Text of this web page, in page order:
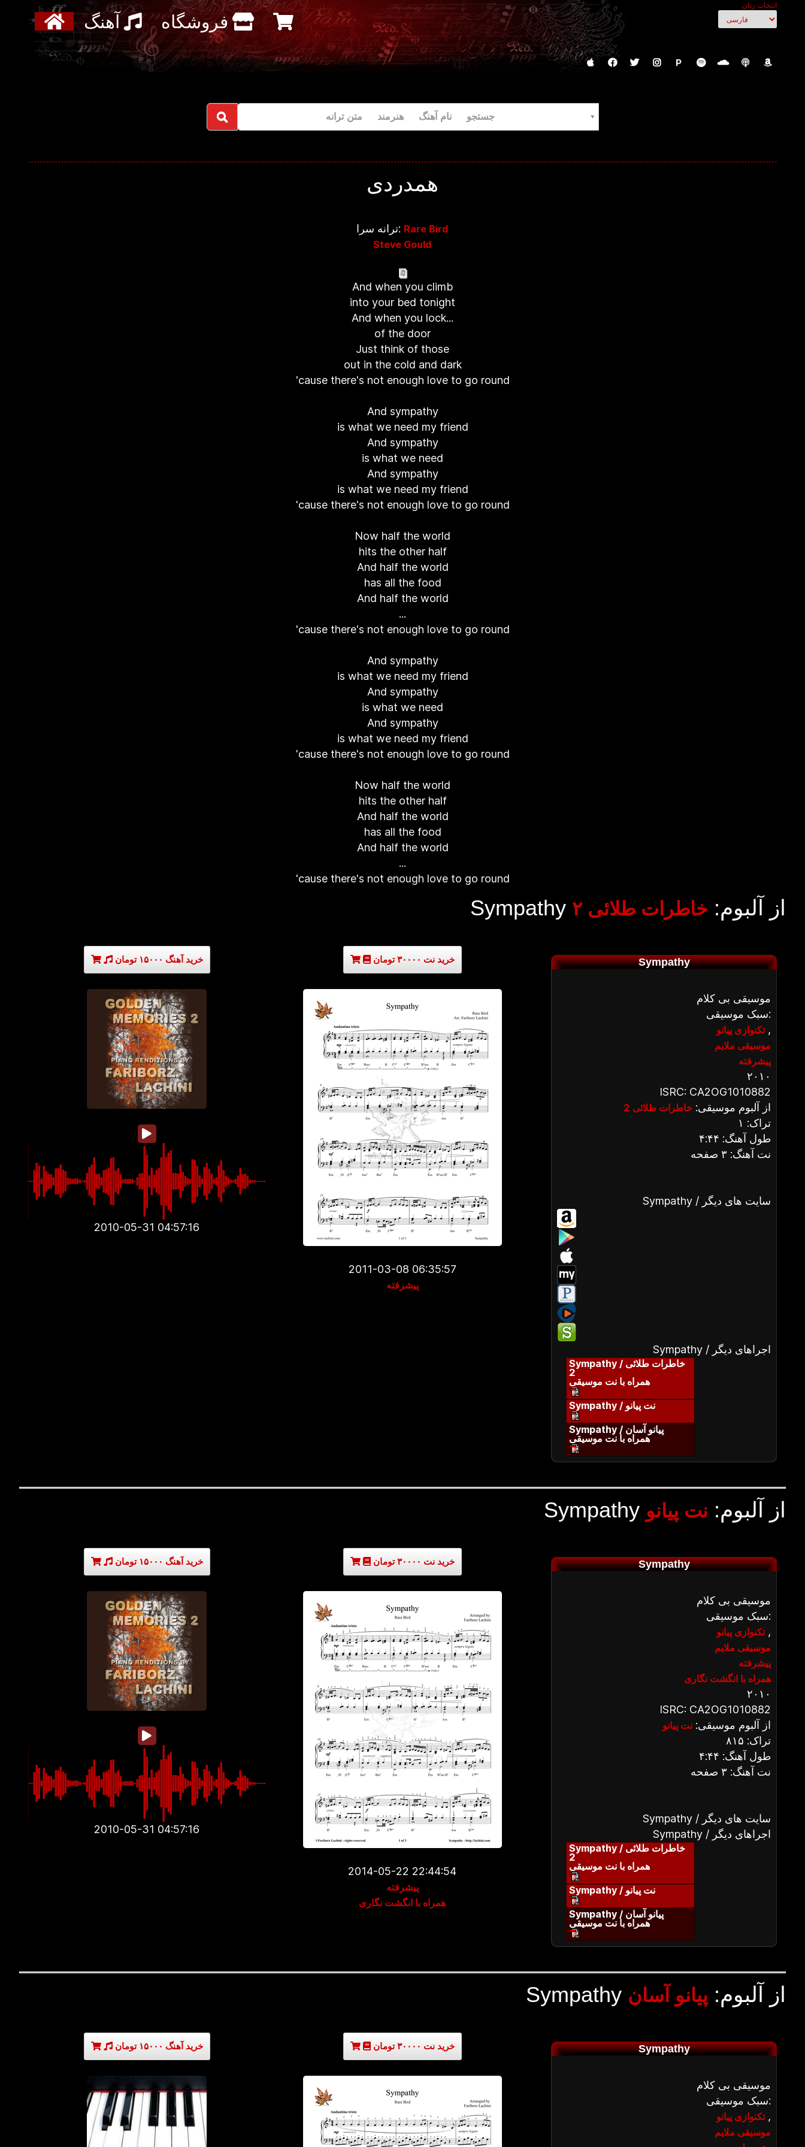
انتخاب زبان
آهنگ فروشگاه
P
جستجو نام آهنگ هنرمند متن ترانه
همدردی
ترانه سرا: Rare Bird
Steve Gould
And when you climb
into your bed tonight
And when you lock...
of the door
Just think of those
out in the cold and dark
'cause there's not enough love to go round
And sympathy
is what we need my friend
And sympathy
is what we need
And sympathy
is what we need my friend
'cause there's not enough love to go round
Now half the world
hits the other half
And half the world
has all the food
And half the world
...
'cause there's not enough love to go round
And sympathy
is what we need my friend
And sympathy
is what we need
And sympathy
is what we need my friend
'cause there's not enough love to go round
Now half the world
hits the other half
And half the world
has all the food
And half the world
...
'cause there's not enough love to go round
Sympathy از آلبوم: خاطرات طلائی ۲
خرید آهنگ ۱۵۰۰۰ تومان
2010-05-31 04:57:16
خرید نت ۳۰۰۰۰ تومان
2011-03-08 06:35:57
پیشرفته
Sympathy
موسیقی بی کلام
سبک موسیقی:
تکنوازی پیانو,
موسیقی ملایم
پیشرفته
۲۰۱۰
ISRC: CA2OG1010882
از آلبوم موسیقی:خاطرات طلائی 2
تراک: ۱
طول آهنگ: ۴:۴۴
نت آهنگ: ۳ صفحه
Sympathy / سایت های دیگر
Sympathy / اجراهای دیگر
Sympathy / خاطرات طلائی
2
همراه با نت موسیقی
Sympathy / نت پیانو
Sympathy / پیانو آسان
همراه با نت موسیقی
Sympathy از آلبوم: نت پیانو
خرید آهنگ ۱۵۰۰۰ تومان
2010-05-31 04:57:16
خرید نت ۳۰۰۰۰ تومان
2014-05-22 22:44:54
پیشرفته
همراه با انگشت نگاری
Sympathy
موسیقی بی کلام
سبک موسیقی:
تکنوازی پیانو,
موسیقی ملایم
پیشرفته
همراه با انگشت نگاری
۲۰۱۰
ISRC: CA2OG1010882
از آلبوم موسیقی:نت پیانو
تراک: ۸۱۵
طول آهنگ: ۴:۴۴
نت آهنگ: ۳ صفحه
Sympathy / سایت های دیگر
Sympathy / اجراهای دیگر
Sympathy / خاطرات طلائی
2
همراه با نت موسیقی
Sympathy / نت پیانو
Sympathy / پیانو آسان
همراه با نت موسیقی
Sympathy از آلبوم: پیانو آسان
خرید آهنگ ۱۵۰۰۰ تومان خرید نت ۳۰۰۰۰ تومان Sympathy
موسیقی بی کلام
سبک موسیقی:
تکنوازی پیانو,
موسیقی ملایم